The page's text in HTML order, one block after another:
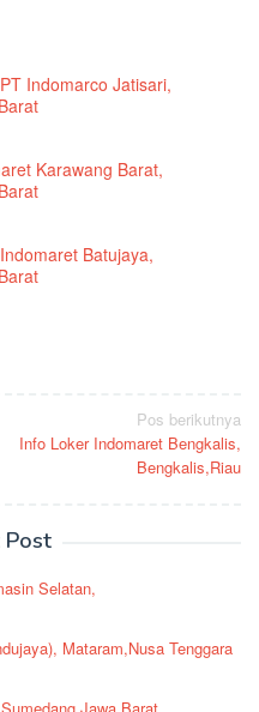
Indomarco Jatisari,
Karawang Barat,
Batujaya,
Pos berikutnya
Info Loker Indomaret Bengkalis,
Bengkalis,Riau
Post
Selatan,
Mataram,Nusa Tenggara